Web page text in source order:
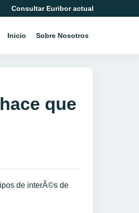
Consultar Euribor actual
Inicio Sobre Nosotros
que
de interÃ©s de